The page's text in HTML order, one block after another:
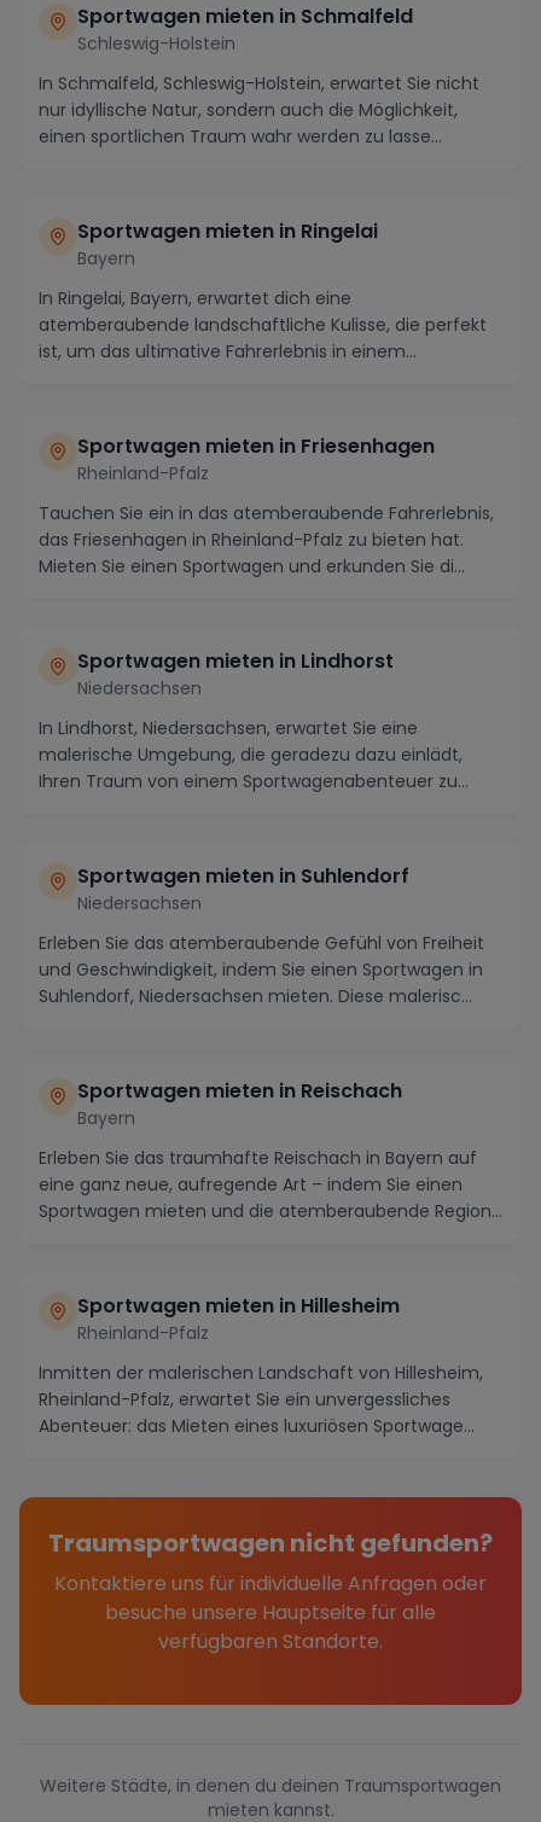
Sportwagen mieten in Schmalfeld
Schleswig-Holstein
In Schmalfeld, Schleswig-Holstein, erwartet Sie nicht
nur idyllische Natur, sondern auch die Möglichkeit,
einen sportlichen Traum wahr werden zu lasse...
Sportwagen mieten in Ringelai
Bayern
In Ringelai, Bayern, erwartet dich eine
atemberaubende landschaftliche Kulisse, die perfekt
ist, um das ultimative Fahrerlebnis in einem
Sportwagen mieten in Friesenhagen
Rheinland-Pfalz
Tauchen Sie ein in das atemberaubende Fahrerlebnis,
das Friesenhagen in Rheinland-Pfalz zu bieten hat.
Mieten Sie einen Sportwagen und erkunden Sie di...
Sportwagen mieten in Lindhorst
Niedersachsen
In Lindhorst, Niedersachsen, erwartet Sie eine
malerische Umgebung, die geradezu dazu einlädt,
Ihren Traum von einem Sportwagenabenteuer zu
Sportwagen mieten in Suhlendorf
Niedersachsen
Erleben Sie das atemberaubende Gefühl von Freiheit
und Geschwindigkeit, indem Sie einen Sportwagen in
Suhlendorf, Niedersachsen mieten. Diese malerisc...
Sportwagen mieten in Reischach
Bayern
Erleben Sie das traumhafte Reischach in Bayern auf
eine ganz neue, aufregende Art – indem Sie einen
Sportwagen mieten und die atemberaubende Region
Sportwagen mieten in Hillesheim
Rheinland-Pfalz
Inmitten der malerischen Landschaft von Hillesheim,
Rheinland-Pfalz, erwartet Sie ein unvergessliches
Abenteuer: das Mieten eines luxuriösen Sportwage...
Traumsportwagen nicht gefunden?
Kontaktiere uns für individuelle Anfragen oder
besuche unsere Hauptseite für alle
verfügbaren Standorte.
Weitere Städte, in denen du deinen Traumsportwagen
mieten kannst.